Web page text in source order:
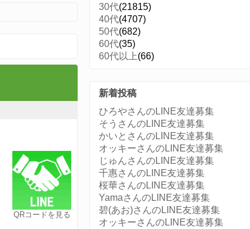
QRコードを見る
30代(21815)
40代(4707)
50代(682)
60代(35)
60代以上(66)
新着投稿
ひろやさんのLINE友達募集
そうさんのLINE友達募集
かいとさんのLINE友達募集
オッキーさんのLINE友達募集
じゅんさんのLINE友達募集
千惠さんのLINE友達募集
桜華さんのLINE友達募集
YamaさんのLINE友達募集
碧(あお)さんのLINE友達募集
オッキーさんのLINE友達募集